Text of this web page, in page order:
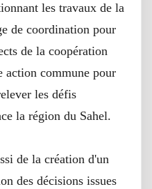
les travaux de la
de coordination pour
de la coopération
action commune pour
les défis
la région du Sahel.
de la création d'un
des décisions issues